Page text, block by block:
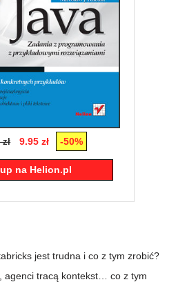
zł 9.95 zł -50%
na Helion.pl
jest trudna i co z tym zrobić?
agenci tracą kontekst… co z tym